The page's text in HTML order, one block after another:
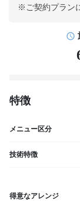
※ご契約プラン
特徴
メニュー区分
技術特徴
得意なアレンジ